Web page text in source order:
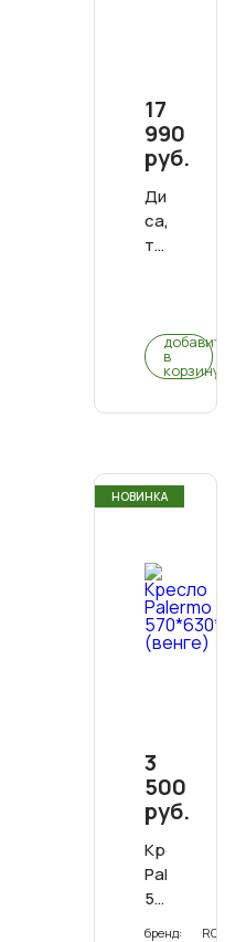
17
990
руб.
Диван
садовый
добавить
в
корзину
НОВИНКА
3
500
руб.
Кресло
Palermo
(венге)
бренд: RODOS